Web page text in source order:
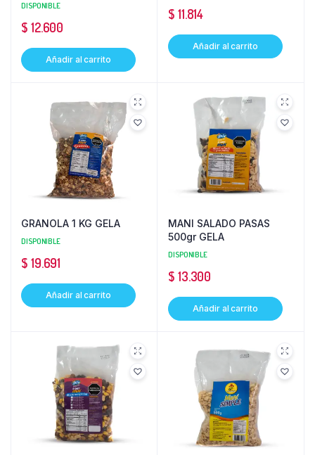
DISPONIBLE
$ 12.600
Añadir al carrito
$ 11.814
Añadir al carrito
GRANOLA 1 KG GELA
DISPONIBLE
$ 19.691
Añadir al carrito
MANI SALADO PASAS
500gr GELA
DISPONIBLE
$ 13.300
Añadir al carrito